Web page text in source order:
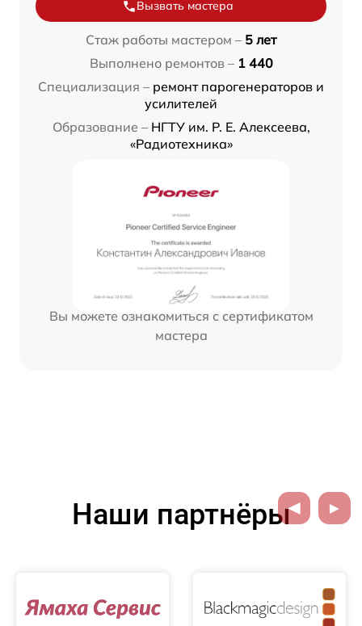
Вызвать мастера
Стаж работы мастером – 5 лет
Выполнено ремонтов – 1 440
Специализация – ремонт парогенераторов и
усилителей
Образование – НГТУ им. Р. Е. Алексеева,
«Радиотехника»
Вы можете ознакомиться с сертификатом
мастера
Наши партнёры